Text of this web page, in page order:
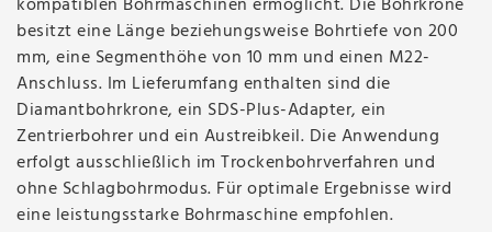
besitzt eine Länge beziehungsweise Bohrtiefe von 200
mm, eine Segmenthöhe von 10 mm und einen M22-
Anschluss. Im Lieferumfang enthalten sind die
Diamantbohrkrone, ein SDS-Plus-Adapter, ein
Zentrierbohrer und ein Austreibkeil. Die Anwendung
erfolgt ausschließlich im Trockenbohrverfahren und
ohne Schlagbohrmodus. Für optimale Ergebnisse wird
eine leistungsstarke Bohrmaschine empfohlen.